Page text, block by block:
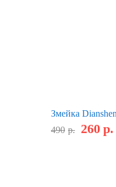
Змейка
490 р. 260 р.